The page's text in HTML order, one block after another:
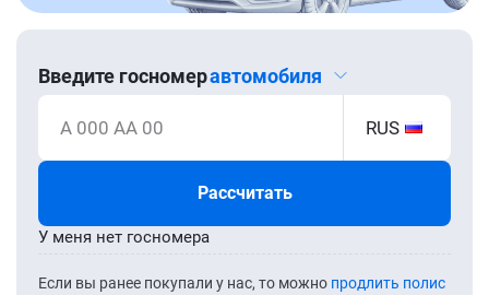
Введите госномеравтомобиля
А 000 АА 00 RUS
Рассчитать
Если вы ранее покупали у нас, то можно продлить полис
У меня нет госномера